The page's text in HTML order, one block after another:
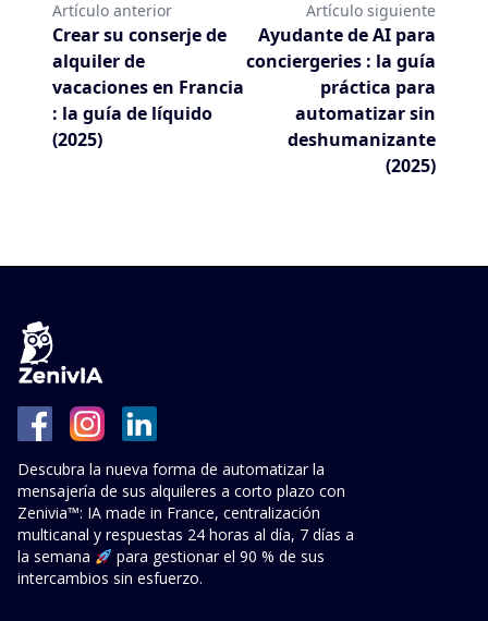
Artículo anterior
Crear su conserje de
alquiler de
vacaciones en Francia
: la guía de líquido
(2025)
Artículo siguiente
Ayudante de AI para
conciergeries : la guía
práctica para
automatizar sin
deshumanizante
(2025)
Descubra la nueva forma de automatizar la
mensajería de sus alquileres a corto plazo con
Zenivia™: IA made in France, centralización
multicanal y respuestas 24 horas al día, 7 días a
la semana
para gestionar el 90 % de sus
intercambios sin esfuerzo.